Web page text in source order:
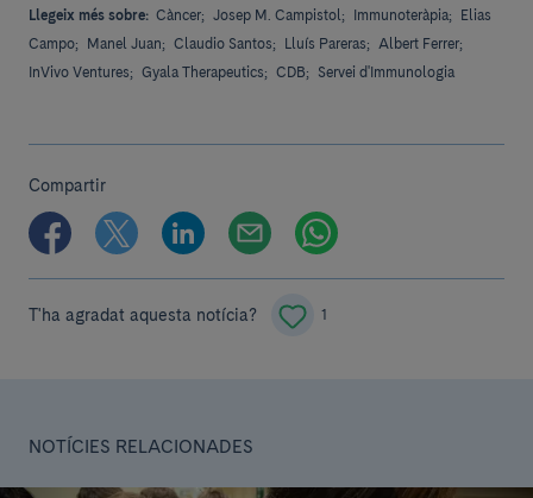
Llegeix més sobre: Càncer; Josep M. Campistol; Immunoteràpia;
Elias
Campo;
Manel Juan; Claudio Santos; Lluís Pareras; Albert Ferrer;
InVivo Ventures; Gyala Therapeutics; CDB; Servei d'Immunologia
Compartir
T'ha agradat aquesta notícia? 1
NOTÍCIES RELACIONADES